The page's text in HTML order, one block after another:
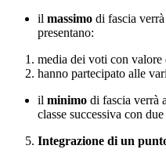
il massimo di fascia
presentano:
media dei voti con
hanno partecipato alle
il minimo di fascia verrà
classe successiva con
Integrazione di un